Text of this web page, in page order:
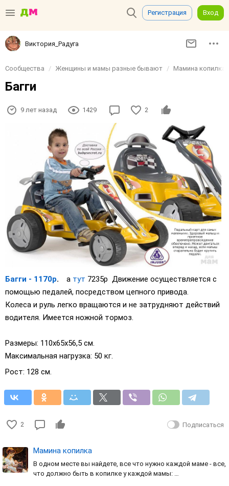
Регистрация Вход
Виктория_Радуга
Сообщества Женщины и мамы разные бывают Мамина копилка
Багги
9 лет назад 1429 2
Багги - 1170р. а тут 7235р Движение осуществляется с
помощью педалей, посредством цепного привода.
Колеса и руль легко вращаются и не затрудняют действий
водителя. Имеется ножной тормоз.
Размеры: 110x65x56,5 см.
Максимальная нагрузка: 50 кг.
Рост: 128 см.
2 Подписаться
Мамина копилка
В одном месте вы найдете, все что нужно каждой маме - все,
что должно быть в копилке у каждой мамы: …